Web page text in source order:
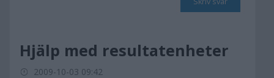
Hjälp med resultatenheter
2009-10-03 09:42